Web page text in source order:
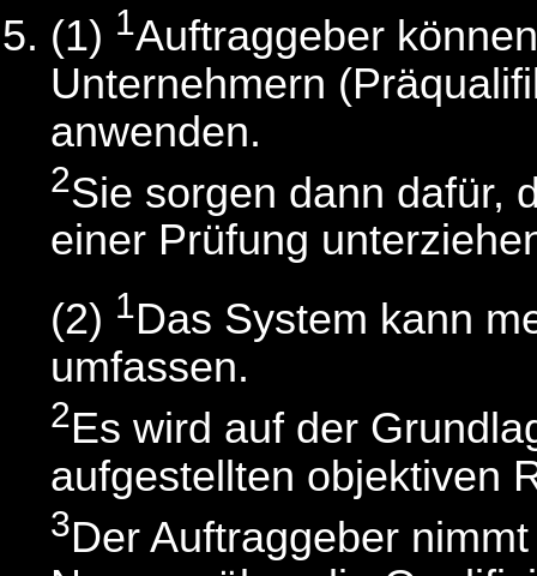
(1) 1Auftraggeber
Unternehmern
anwenden.
2Sie sorgen dann dafür,
einer Prüfung
(2) 1Das System kann
umfassen.
2Es wird auf der
aufgestellten objektiven
3Der Auftraggeber